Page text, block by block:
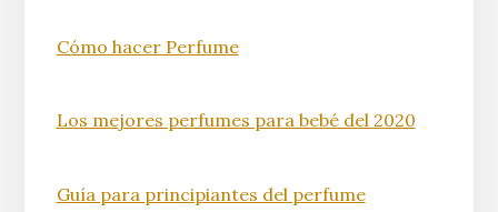
Cómo hacer Perfume
Los mejores perfumes para bebé del 2020
Guía para principiantes del perfume